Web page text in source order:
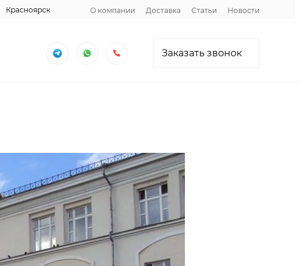
О компании Доставка Статьи Новости
Красноярск
Заказать звонок